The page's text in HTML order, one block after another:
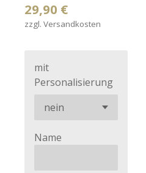
29,90 €
zzgl. Versandkosten
mit
Personalisierung
Name